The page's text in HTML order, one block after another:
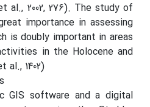
al., 2002, 276). The study of
importance in assessing
is doubly important in areas
in the Holocene and
al., 1402)
GIS software and a digital